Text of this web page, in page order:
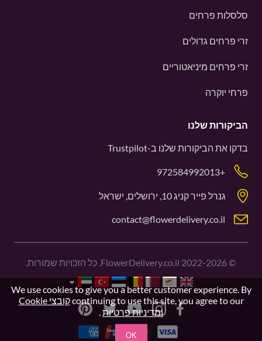
סלסלות פרחים
זרי פרחים גדולים
זרי פרחים מיניאטוריים
פרחי יוקרה
הביקורות שלנו
בדקו את הביקורות שלנו ב-Trustpilot
+972584992013
גנרל פייר קניג 10, ירושלים, ישראל
contact@flowerdelivery.co.il
©
2022-2026
We use cookies to give you a better customer experience. By
continuing to use this site, you agree to our
קובצי Cookie
ומדיניות פרטיות.
OK